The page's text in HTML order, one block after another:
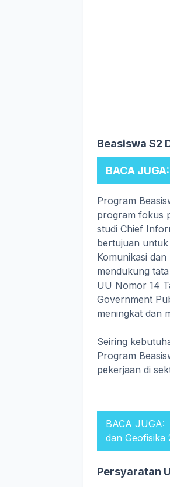
Beasiswa S2
BACA JUGA:
Program
program fokus
studi Chief
bertujuan
Komunikasi
mendukung
UU Nomor 14
Government
meningkat dan
Seiring
Program
pekerjaan di
BACA JUGA:
dan Geofisika
Persyaratan